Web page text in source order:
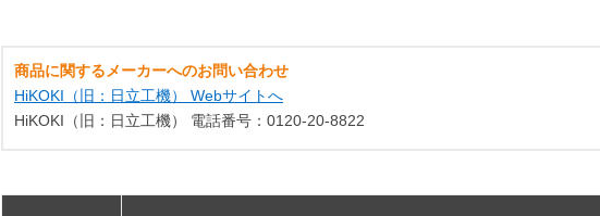
商品に関するメーカーへのお問い合わせ
HiKOKI（旧：日立工機） Webサイトへ
HiKOKI（旧：日立工機） 電話番号：0120-20-8822